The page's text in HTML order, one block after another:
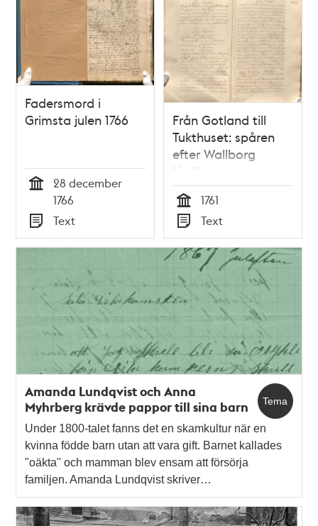
Fadersmord i
Grimsta julen 1766
28 december
1766
Typ
Text
Från Gotland till
Tukthuset: spåren
efter Wallborg
Lindberg
Tid
1761
Typ
Text
Tema
Amanda Lundqvist och Anna
Myhrberg krävde pappor till sina barn
Under 1800-talet fanns det en skamkultur när en
kvinna födde barn utan att vara gift. Barnet kallades
"oäkta" och mamman blev ensam att försörja
familjen. Amanda Lundqvist skriver…